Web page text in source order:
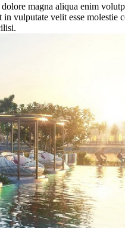
magna aliqua enim
velit esse molestie